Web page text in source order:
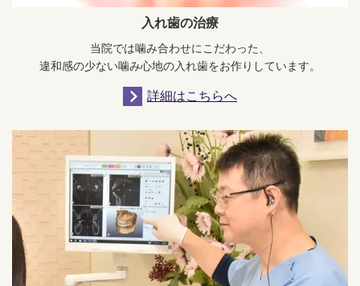
入れ歯の治療
当院では噛み合わせにこだわった、
違和感の少ない噛み心地の入れ歯をお作りしています。
詳細はこちらへ